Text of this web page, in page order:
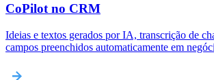
CoPilot no CRM
Ideias e textos gerados por IA, transcrição de
campos preenchidos automaticamente em